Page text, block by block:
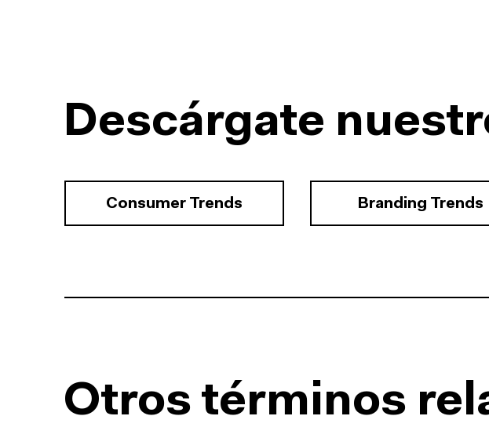
Descárgate
Consumer Trends Branding Trends
Otros términos